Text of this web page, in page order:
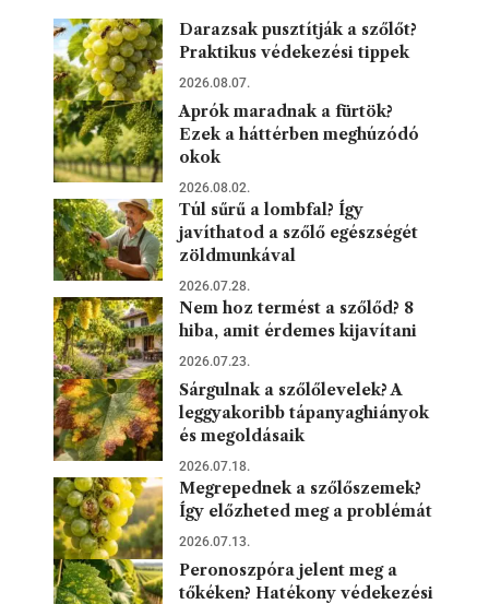
Darazsak pusztítják a szőlőt?
Praktikus védekezési tippek
2026.08.07.
Aprók maradnak a fürtök?
Ezek a háttérben meghúzódó
okok
2026.08.02.
Túl sűrű a lombfal? Így
javíthatod a szőlő egészségét
zöldmunkával
2026.07.28.
Nem hoz termést a szőlőd? 8
hiba, amit érdemes kijavítani
2026.07.23.
Sárgulnak a szőlőlevelek? A
leggyakoribb tápanyaghiányok
és megoldásaik
2026.07.18.
Megrepednek a szőlőszemek?
Így előzheted meg a problémát
2026.07.13.
Peronoszpóra jelent meg a
tőkéken? Hatékony védekezési